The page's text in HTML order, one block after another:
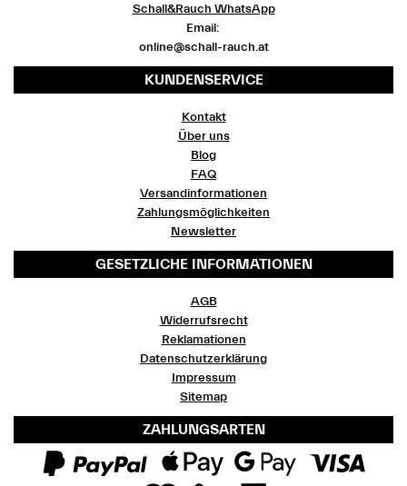
Schall&Rauch WhatsApp
Email:
online@schall-rauch.at
KUNDENSERVICE
Kontakt
Über uns
Blog
FAQ
Versandinformationen
Zahlungsmöglichkeiten
Newsletter
GESETZLICHE INFORMATIONEN
AGB
Widerrufsrecht
Reklamationen
Datenschutzerklärung
Impressum
Sitemap
ZAHLUNGSARTEN